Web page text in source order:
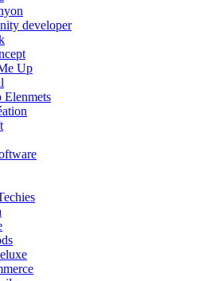
developer
Up
Elenmets